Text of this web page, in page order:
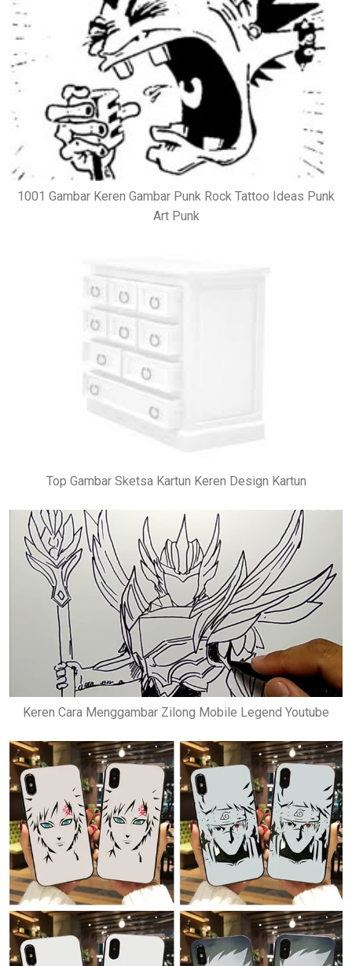
1001 Gambar Keren Gambar Punk Rock Tattoo Ideas Punk
Art Punk
Top Gambar Sketsa Kartun Keren Design Kartun
Keren Cara Menggambar Zilong Mobile Legend Youtube